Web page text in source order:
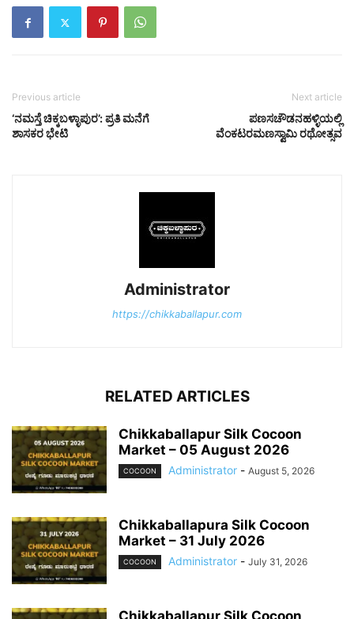
Previous article
‘ನಮಸ್ತೆ ಚಿಕ್ಕಬಳ್ಳಾಪುರ’: ಪ್ರತಿ ಮನೆಗೆ
ಶಾಸಕರ ಭೇಟಿ
Next article
ಪಣಸಚೌಡನಹಳ್ಳಿಯಲ್ಲಿ
ವೆಂಕಟರಮಣಸ್ವಾಮಿ ರಥೋತ್ಸವ
Administrator
https://chikkaballapur.com
RELATED ARTICLES
Chikkaballapur Silk Cocoon
Market – 05 August 2026
COCOON Administrator - August 5, 2026
Chikkaballapura Silk Cocoon
Market – 31 July 2026
COCOON Administrator - July 31, 2026